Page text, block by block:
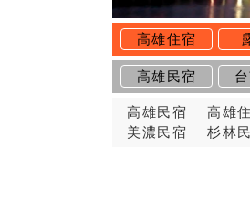
高雄住宿
高雄民宿
高雄民宿 高雄
美濃民宿
杉林